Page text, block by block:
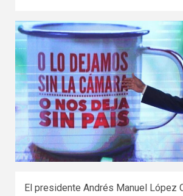
El presidente Andrés Manuel López